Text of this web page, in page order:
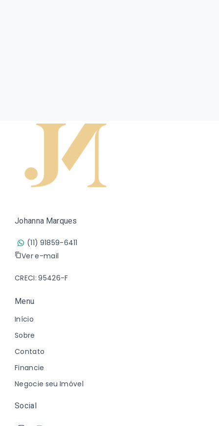
Johanna Marques
(11) 91859-6411
Ver e-mail
CRECI: 95426-F
Menu
Início
Sobre
Contato
Financie
Negocie seu Imóvel
Social